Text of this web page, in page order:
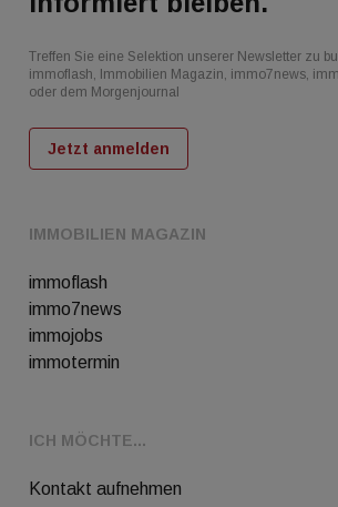
IMMOBILIEN MAGAZIN
immoflash
immo7news
immojobs
immotermin
ICH MÖCHTE...
Kontakt aufnehmen
Treffen Sie eine Selektion unserer Newsletter zu
immoflash, Immobilien Magazin, immo7news,
oder dem Morgenjournal
Jetzt anmelden